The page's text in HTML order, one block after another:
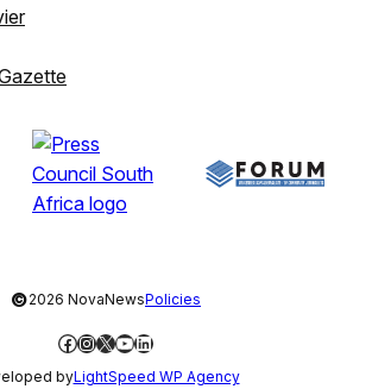
©2026 NovaNewsPolicies
Facebook
Instagram
X YouTube
LinkedIn
byLightSpeed WP Agency